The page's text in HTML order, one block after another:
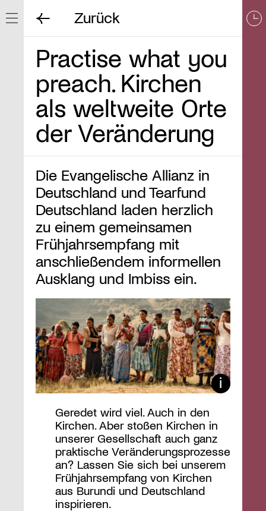
Navigation ein/ausblenden
Zurück
Practise what you
preach. Kirchen
als weltweite Orte
der Veränderung
Die Evangelische Allianz in
Deutschland und Tearfund
Deutschland laden herzlich
zu einem gemeinsamen
Frühjahrsempfang mit
anschließendem informellen
Ausklang und Imbiss ein.
Geredet wird viel. Auch in den
Kirchen. Aber stoßen Kirchen in
unserer Gesellschaft auch ganz
praktische Veränderungsprozesse
an? Lassen Sie sich bei unserem
Frühjahrsempfang von Kirchen
aus Burundi und Deutschland
inspirieren.